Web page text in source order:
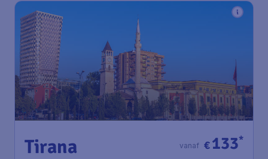
Tirana €133*
vanaf